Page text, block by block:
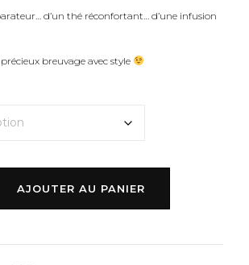
d’un thé réconfortant… d’une infusion
breuvage avec style
AJOUTER AU PANIER